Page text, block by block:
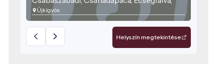
Elek, Csorvás, Doboz, Gádoros,
Gyomaendrőd, Gyula, Kamut, Kardoskút,
Kevermes, Kétegyháza, Kondoros,
Kunágota, Lőkösháza, Méhkerék,
Újkígyós
Helyszín megtekintése